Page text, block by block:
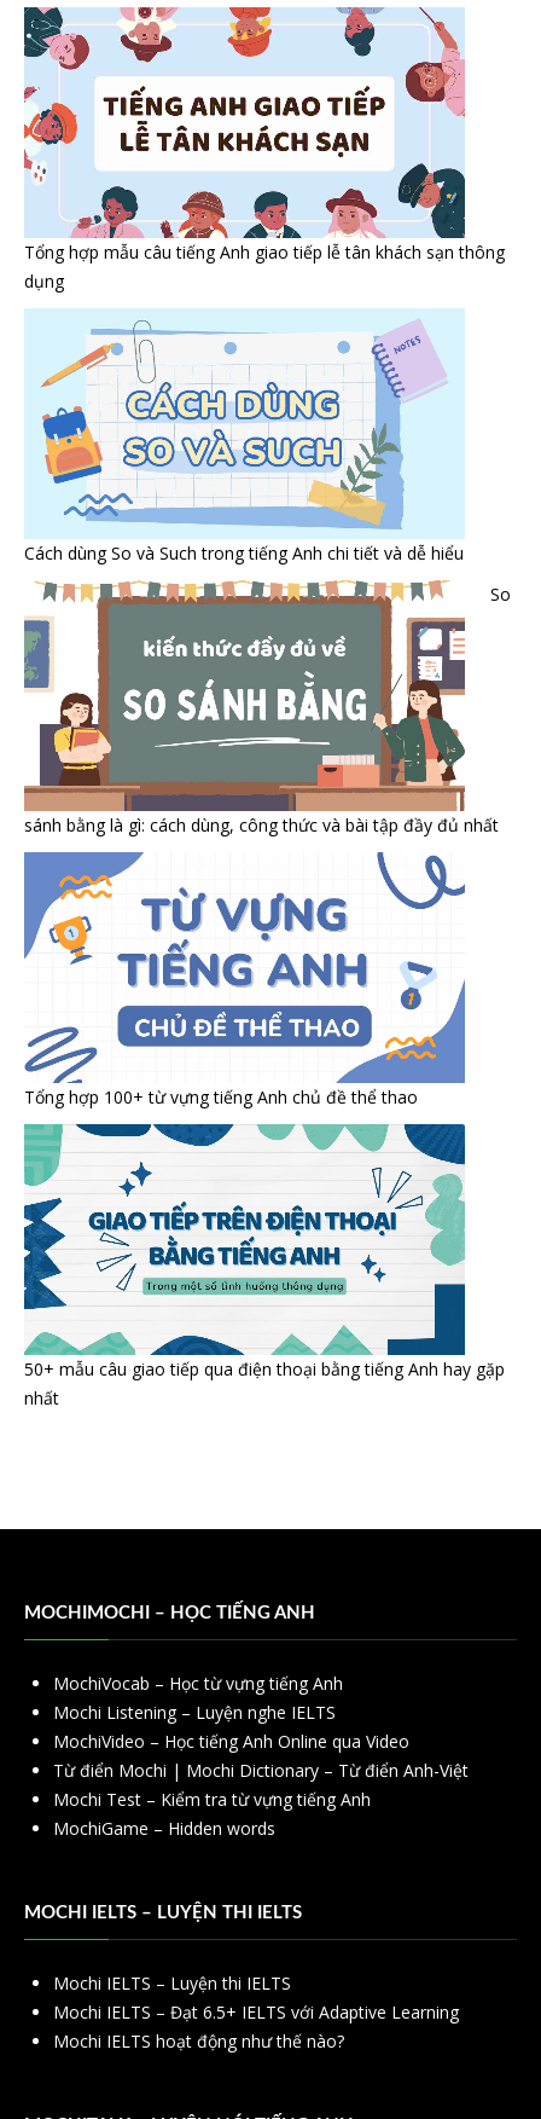
Tổng hợp mẫu câu tiếng Anh giao tiếp lễ tân khách sạn thông
dụng
Cách dùng So và Such trong tiếng Anh chi tiết và dễ hiểu
So
sánh bằng là gì: cách dùng, công thức và bài tập đầy đủ nhất
Tổng hợp 100+ từ vựng tiếng Anh chủ đề thể thao
50+ mẫu câu giao tiếp qua điện thoại bằng tiếng Anh hay gặp
nhất
MOCHIMOCHI – HỌC TIẾNG ANH
MochiVocab – Học từ vựng tiếng Anh
Mochi Listening – Luyện nghe IELTS
MochiVideo – Học tiếng Anh Online qua Video
Từ điển Mochi | Mochi Dictionary – Từ điển Anh-Việt
Mochi Test – Kiểm tra từ vựng tiếng Anh
MochiGame – Hidden words
MOCHI IELTS – LUYỆN THI IELTS
Mochi IELTS – Luyện thi IELTS
Mochi IELTS – Đạt 6.5+ IELTS với Adaptive Learning
Mochi IELTS hoạt động như thế nào?